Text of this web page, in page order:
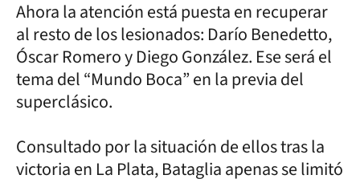
Ahora la atención está puesta en recuperar
al resto de los lesionados: Darío Benedetto,
Óscar Romero y Diego González. Ese será el
tema del “Mundo Boca” en la previa del
superclásico.
Consultado por la situación de ellos tras la
victoria en La Plata, Bataglia apenas se limitó